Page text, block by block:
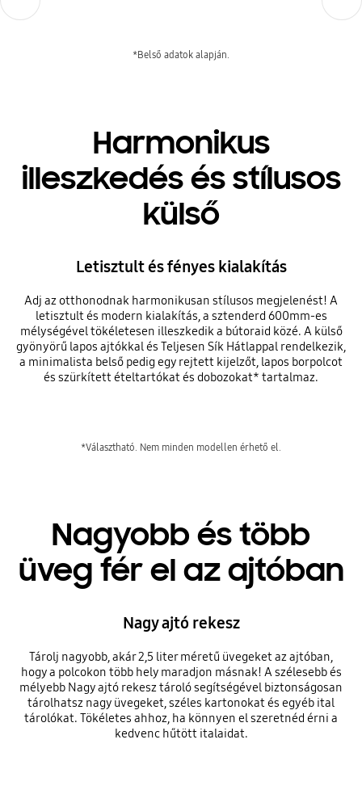
*Belső adatok alapján.
Harmonikus
illeszkedés és stílusos
külső
Letisztult és fényes kialakítás
Adj az otthonodnak harmonikusan stílusos megjelenést! A
letisztult és modern kialakítás, a sztenderd 600mm-es
mélységével tökéletesen illeszkedik a bútoraid közé. A külső
gyönyörű lapos ajtókkal és Teljesen Sík Hátlappal rendelkezik,
a minimalista belső pedig egy rejtett kijelzőt, lapos borpolcot
és szürkített ételtartókat és dobozokat* tartalmaz.
*Választható. Nem minden modellen érhető el.
Nagyobb és több
üveg fér el az ajtóban
Nagy ajtó rekesz
Tárolj nagyobb, akár 2,5 liter méretű üvegeket az ajtóban,
hogy a polcokon több hely maradjon másnak! A szélesebb és
mélyebb Nagy ajtó rekesz tároló segítségével biztonságosan
tárolhatsz nagy üvegeket, széles kartonokat és egyéb ital
tárolókat. Tökéletes ahhoz, ha könnyen el szeretnéd érni a
kedvenc hűtött italaidat.